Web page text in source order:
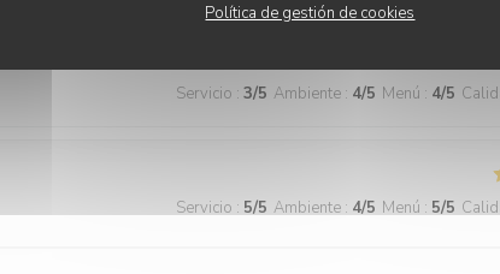
Política de gestión de cookies
Servicio : 3/5 Ambiente : 4/5 Menú : 4/5
Servicio : 5/5 Ambiente : 4/5 Menú : 5/5